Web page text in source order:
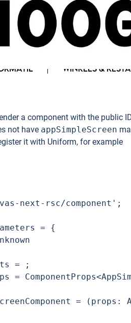
WINKELS &
a component with the public
not have appSimpleScreen
it with Uniform, for example
next-rsc/component';
= {
= ;
=
= (props: